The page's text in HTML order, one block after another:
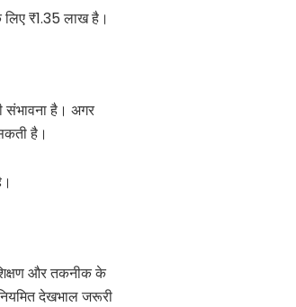
₹1.35 लाख है।
संभावना है। अगर
है।
और तकनीक के
देखभाल जरूरी